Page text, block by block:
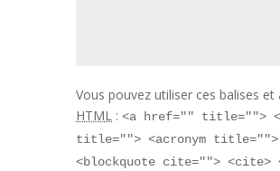
Vous pouvez utiliser ces balises et
HTML : <a href="" title="">
title=""> <acronym title="">
<blockquote cite=""> <cite>